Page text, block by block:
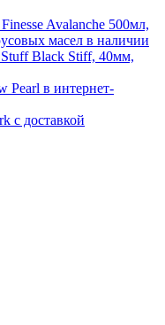
Avalanche 500мл,
масел в наличии
Stuff Black Stiff, 40мм,
Pearl в интернет-
с доставкой